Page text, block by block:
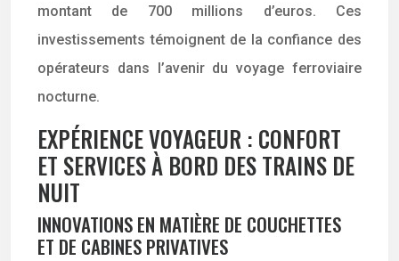
montant de 700 millions d’euros. Ces
investissements témoignent de la confiance des
opérateurs dans l’avenir du voyage ferroviaire
nocturne.
EXPÉRIENCE VOYAGEUR : CONFORT
ET SERVICES À BORD DES TRAINS DE
NUIT
INNOVATIONS EN MATIÈRE DE COUCHETTES
ET DE CABINES PRIVATIVES